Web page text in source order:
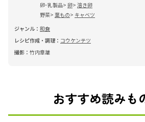
卵･乳製品 卵 溶き卵
野菜 葉もの
キャベツ
ジャンル： 和食
レシピ作成・調理： コウケンテツ
撮影： 竹内章雄
おすすめ読みも